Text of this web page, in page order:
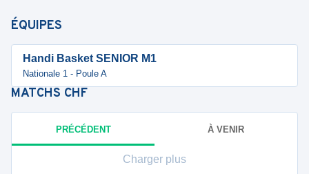
ÉQUIPES
Handi Basket SENIOR M1
Nationale 1 - Poule A
MATCHS CHF
PRÉCÉDENT À VENIR
Charger plus